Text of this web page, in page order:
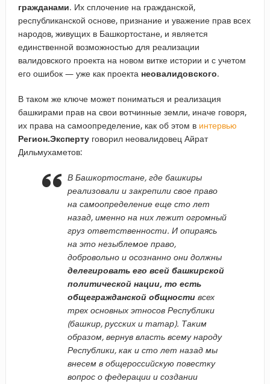
гражданами. Их сплочение на гражданской,
республиканской основе, признание и уважение прав всех
народов, живущих в Башкортостане, и является
единственной возможностью для реализации
валидовского проекта на новом витке истории и с учетом
его ошибок — уже как проекта неовалидовского.
В таком же ключе может пониматься и реализация
башкирами прав на свои вотчинные земли, иначе говоря,
их права на самоопределение, как об этом в интервью
Регион.Экспертуговорил неовалидовец Айрат
Дильмухаметов:
В Башкортостане, где башкиры
реализовали и закрепили свое право
на самоопределение еще сто лет
назад, именно на них лежит огромный
груз ответственности. И опираясь
на это незыблемое право,
добровольно и осознанно они должны
делегировать его всей башкирской
политической нации, то есть
общегражданской общностивсех
трех основных этносов Республики
(башкир, русских и татар). Таким
образом, вернув власть всему народу
Республики, как и сто лет назад мы
внесем в общероссийскую повестку
вопрос о федерации и создании